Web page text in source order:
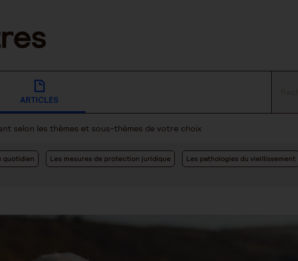
ARTICLES
selon les thèmes et sous-thèmes de votre choix
quotidien Les mesures de protection juridique Les pathologies du vieillissement